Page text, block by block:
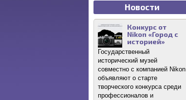
Новости
Конкурс от
Nikon «Город с
историей»
Государственный
исторический музей
совместно с компанией Nikon
объявляют о старте
творческого конкурса среди
профессионалов и